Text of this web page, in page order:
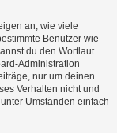
an, wie viele
Benutzer wie
du den Wortlaut
Administration
nur um deinen
Verhalten nicht und
Umständen einfach